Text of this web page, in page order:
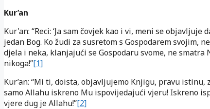
Kur’an
Kur'an: “Reci: ‘Ja sam čovjek kao i vi, meni se objavljuje
jedan Bog. Ko žudi za susretom s Gospodarem svojim,
djela i neka, klanjajući se Gospodaru svome, ne smatra
nikoga!”[1]
Kur’an: “Mi ti, doista, objavljujemo Knjigu, pravu istinu,
samo Allahu iskreno Mu ispovijedajući vjeru! Iskreno
vjere dug je Allahu!”[2]